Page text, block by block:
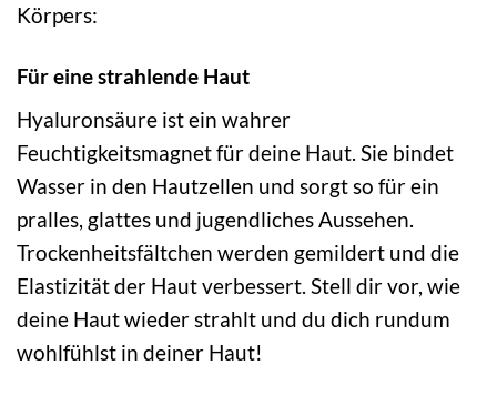
Körpers:
Für eine strahlende Haut
Hyaluronsäure ist ein wahrer
Feuchtigkeitsmagnet für deine Haut. Sie bindet
Wasser in den Hautzellen und sorgt so für ein
pralles, glattes und jugendliches Aussehen.
Trockenheitsfältchen werden gemildert und die
Elastizität der Haut verbessert. Stell dir vor, wie
deine Haut wieder strahlt und du dich rundum
wohlfühlst in deiner Haut!